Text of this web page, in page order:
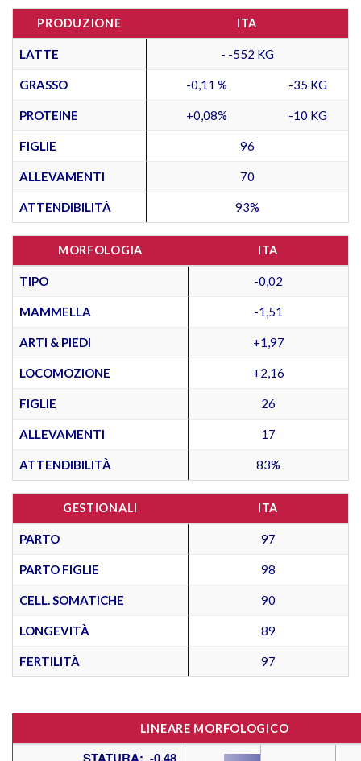
PRODUZIONE ITA
LATTE - -552 KG
GRASSO -0,11 % -35 KG
PROTEINE +0,08% -10 KG
FIGLIE 96
ALLEVAMENTI 70
ATTENDIBILITÀ 93%
MORFOLOGIA ITA
TIPO -0,02
MAMMELLA -1,51
ARTI & PIEDI +1,97
LOCOMOZIONE +2,16
FIGLIE 26
ALLEVAMENTI 17
ATTENDIBILITÀ 83%
GESTIONALI ITA
PARTO 97
PARTO FIGLIE 98
CELL. SOMATICHE 90
LONGEVITÀ 89
FERTILITÀ 97
LINEARE MORFOLOGICO